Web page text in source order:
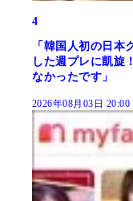
4
「韓国人初の日
した週プレに凱旋
なかったです」
2026年08月03日 20:00